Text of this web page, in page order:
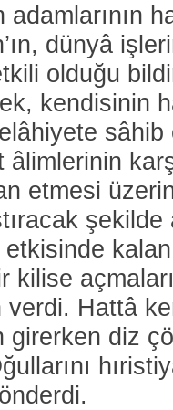
dünyâ
olduğu
kendisinin
etmesi
etkisinde
kilise
verdi. Hattâ
girerken diz